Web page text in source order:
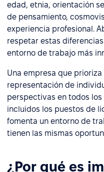
edad, etnia, orientación
de pensamiento,
experiencia profesional.
respetar estas
entorno de trabajo más
Una empresa que
representación de
perspectivas en todos
incluidos los puestos de
fomenta un entorno de
tienen las mismas
¿Por qué es